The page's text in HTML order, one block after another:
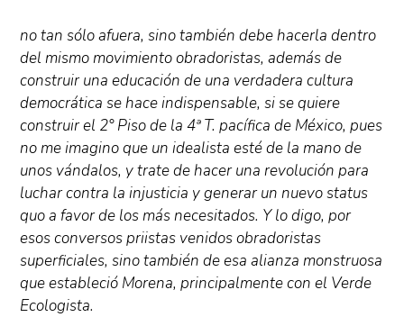
no tan sólo afuera, sino también debe hacerla dentro
del mismo movimiento obradoristas, además de
construir una educación de una verdadera cultura
democrática se hace indispensable, si se quiere
construir el 2° Piso de la 4ª T. pacífica de México, pues
no me imagino que un idealista esté de la mano de
unos vándalos, y trate de hacer una revolución para
luchar contra la injusticia y generar un nuevo status
quo a favor de los más necesitados. Y lo digo, por
esos conversos priistas venidos obradoristas
superficiales, sino también de esa alianza monstruosa
que estableció Morena, principalmente con el Verde
Ecologista.